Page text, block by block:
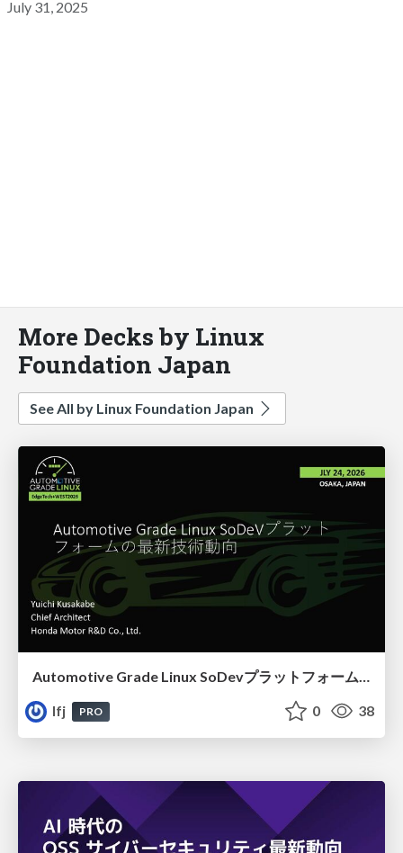
July 31, 2025
More Decks by Linux
Foundation Japan
See All by Linux Foundation Japan
Automotive Grade Linux SoDevプラットフォームの最新技術動向
lfj
PRO 0 38